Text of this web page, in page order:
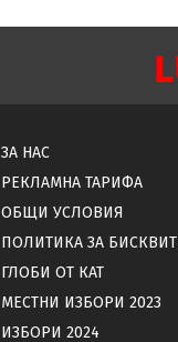
ЗА НАС
РЕКЛАМНА ТАРИФА
ОБЩИ УСЛОВИЯ
ПОЛИТИКА ЗА
ГЛОБИ ОТ КАТ
МЕСТНИ ИЗБОРИ 2023
ИЗБОРИ 2024